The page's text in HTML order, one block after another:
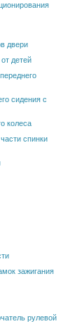
двери
детей
сидения с
колеса
спинки
зажигания
рулевой